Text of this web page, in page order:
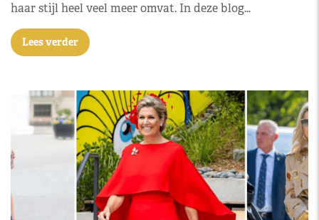
haar stijl heel veel meer omvat. In deze blog…
Lees verder